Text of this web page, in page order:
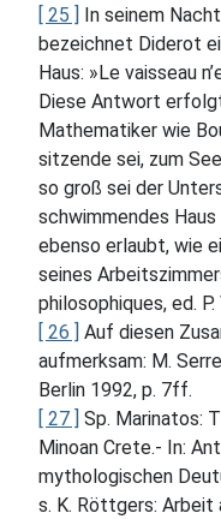
[ 25 ]
In seinem
bezeichnet Diderot
Haus: »Le vaisseau
Diese Antwort
Mathematiker wie
sitzende sei, zum
so groß sei der
schwimmendes
ebenso erlaubt, wie
seines
philosophiques, ed.
[ 26 ]
Auf diesen
aufmerksam: M.
Berlin 1992, p. 7ff.
[ 27 ]
Sp. Marinatos:
Minoan Crete.- In:
mythologischen
s. K. Röttgers: Arbeit